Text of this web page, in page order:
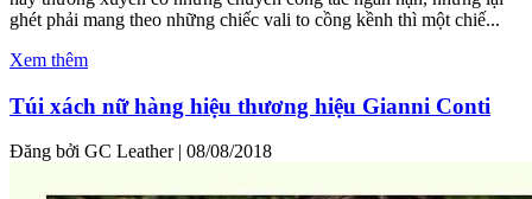
ghét phải mang theo những chiếc vali to cồng kềnh thì một chiế...
Xem thêm
Túi xách nữ hàng hiệu thương hiệu Gianni Conti
Đăng bởi GC Leather | 08/08/2018